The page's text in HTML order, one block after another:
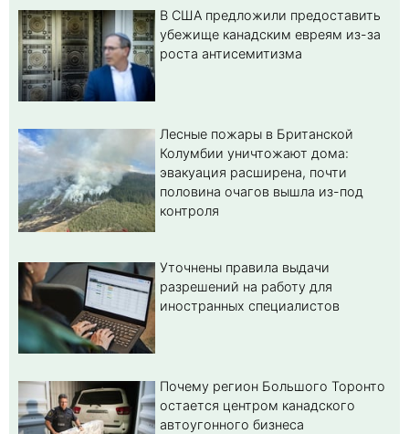
В США предложили предоставить
убежище канадским евреям из-за
роста антисемитизма
Лесные пожары в Британской
Колумбии уничтожают дома:
эвакуация расширена, почти
половина очагов вышла из-под
контроля
Уточнены правила выдачи
разрешений на работу для
иностранных специалистов
Почему регион Большого Торонто
остается центром канадского
автоугонного бизнеса